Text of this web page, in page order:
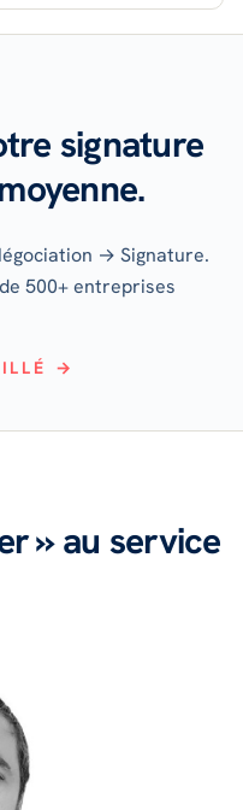
signature
→ Signature.
500+ entreprises
→
» au service